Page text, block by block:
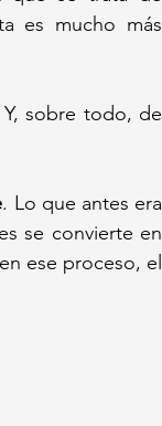
es mucho más
sobre todo, de
. Lo que antes era
se convierte en
ese proceso, el